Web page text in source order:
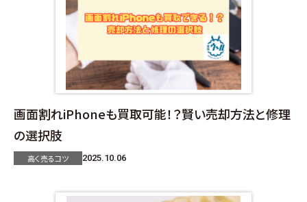
画面割れiPhoneも買取可能！？賢い売却方法と修理
の選択肢
高く売るコツ 2025.10.06